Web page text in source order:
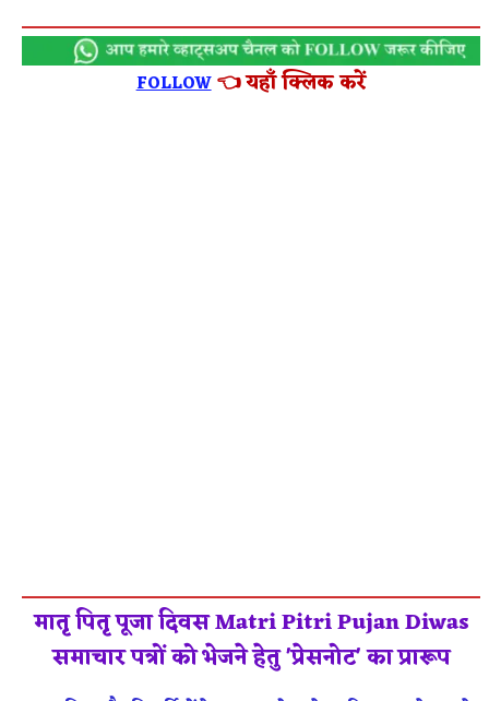
FOLLOW 👈 यहाँ क्लिक करें
मातृ पितृ पूजा दिवस Matri Pitri Pujan Diwas
समाचार पत्रों को भेजने हेतु 'प्रेसनोट' का प्रारूप